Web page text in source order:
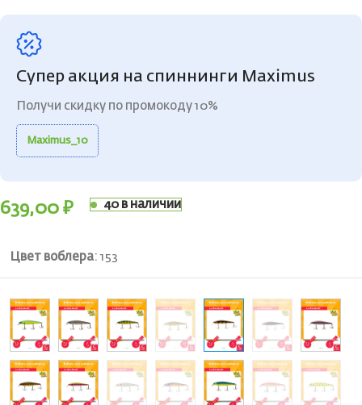
Супер акция на спиннинги Maximus
Получи скидку по промокоду 10%
Maximus_10
639,00 ₽ 40 в наличии
Цвет воблера: 153